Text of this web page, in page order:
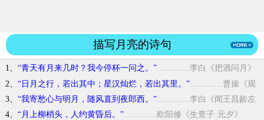
描写月亮的诗句
1、 “青天有月来几时？我今停杯一问之。”…………李白《把酒问月》
2、 “日月之行，若出其中；星汉灿烂，若出其里。”…………曹操《观
沧海》
3、 “我寄愁心与明月，随风直到夜郎西。”…………李白《闻王昌龄左
迁龙标遥有此寄》
4、 “月上柳梢头，人约黄昏后。”…………欧阳修《生查子·元夕》